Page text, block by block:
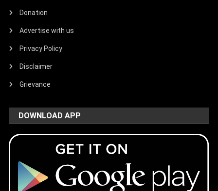
Donation
Advertise with us
Privacy Policy
Disclaimer
Grievance
DOWNLOAD APP